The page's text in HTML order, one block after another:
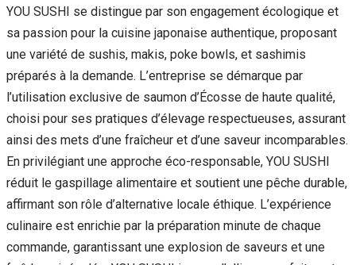
YOU SUSHI se distingue par son engagement écologique et
sa passion pour la cuisine japonaise authentique, proposant
une variété de sushis, makis, poke bowls, et sashimis
préparés à la demande. L’entreprise se démarque par
l’utilisation exclusive de saumon d’Écosse de haute qualité,
choisi pour ses pratiques d’élevage respectueuses, assurant
ainsi des mets d’une fraîcheur et d’une saveur incomparables.
En privilégiant une approche éco-responsable, YOU SUSHI
réduit le gaspillage alimentaire et soutient une pêche durable,
affirmant son rôle d’alternative locale éthique. L’expérience
culinaire est enrichie par la préparation minute de chaque
commande, garantissant une explosion de saveurs et une